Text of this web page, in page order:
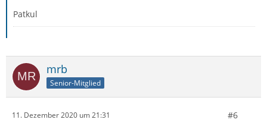
Patkul
mrb
Senior-Mitglied
11. Dezember 2020 um 21:31 #6